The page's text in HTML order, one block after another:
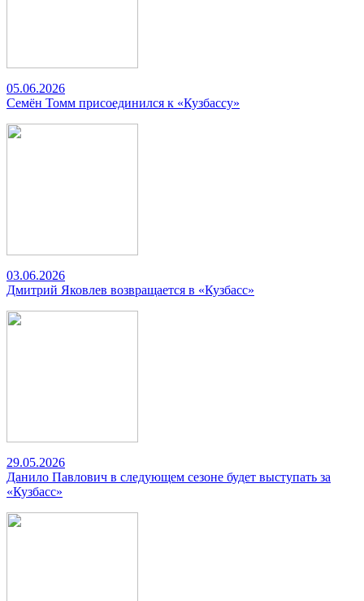
05.06.2026
Семён Томм присоединился к «Кузбассу»
03.06.2026
Дмитрий Яковлев возвращается в «Кузбасс»
29.05.2026
Данило Павлович в следующем сезоне будет выступать за
«Кузбасс»